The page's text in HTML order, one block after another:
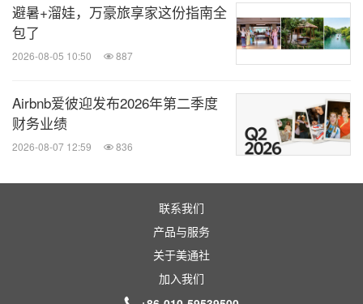
避暑+溜娃，万豪旅享家这份指南全
包了
2026-08-05 10:50 887
Airbnb爱彼迎发布2026年第二季度
财务业绩
2026-08-07 12:59 836
联系我们
产品与服务
关于美通社
加入我们